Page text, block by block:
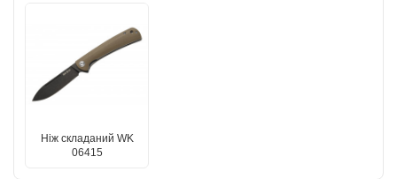
Ніж складаний WK
06415